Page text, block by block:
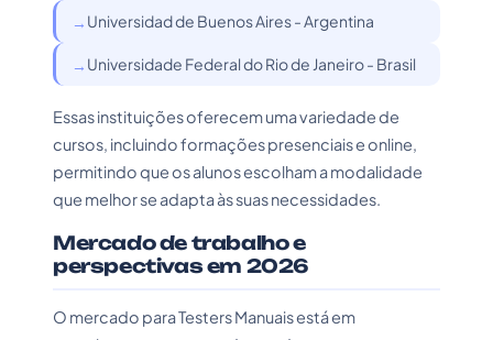
Universidad de Buenos Aires - Argentina
Universidade Federal do Rio de Janeiro - Brasil
Essas instituições oferecem uma variedade de
cursos, incluindo formações presenciais e online,
permitindo que os alunos escolham a modalidade
que melhor se adapta às suas necessidades.
Mercado de trabalho e
perspectivas em 2026
O mercado para Testers Manuais está em